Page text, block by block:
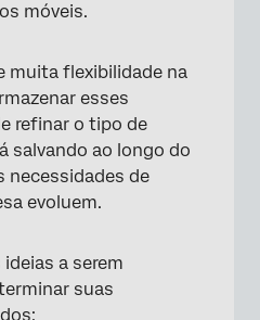
móveis.
muita flexibilidade na
esses
refinar o tipo de
salvando ao longo do
necessidades de
evoluem.
a serem
suas